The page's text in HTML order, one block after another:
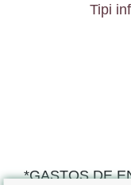
Tipi
*GASTOS DE